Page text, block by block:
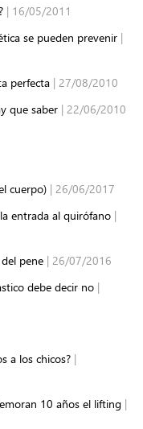
| 16/05/2011
se pueden prevenir |
perfecta | 27/08/2010
que saber | 22/06/2010
cuerpo) | 26/06/2017
entrada al quirófano |
pene | 26/07/2016
debe decir no |
a los chicos? |
10 años el lifting |